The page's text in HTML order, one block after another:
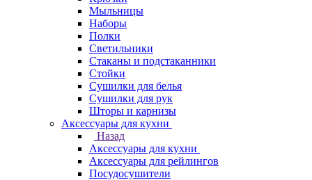
Мыльницы
Наборы
Полки
Светильники
Стаканы и подстаканники
Стойки
Сушилки для белья
Сушилки для рук
Шторы и карнизы
Аксессуары для кухни
Назад
Аксессуары для кухни
Аксессуары для рейлингов
Посудосушители